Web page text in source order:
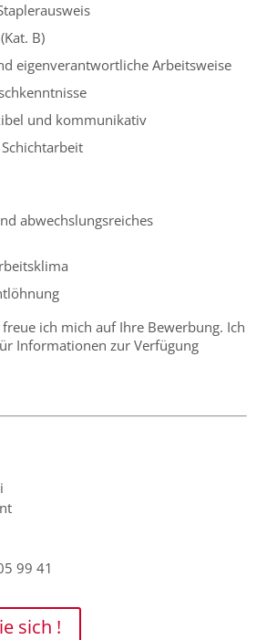
B)
eigenverantwortliche Arbeitsweise
und kommunikativ
abwechslungsreiches
freue ich mich auf Ihre Bewerbung. Ich
Informationen zur Verfügung
99 41
sich !